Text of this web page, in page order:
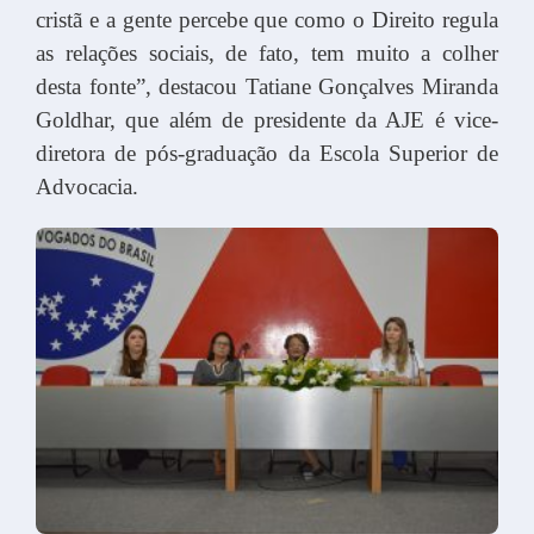
cristã e a gente percebe que como o Direito regula
as relações sociais, de fato, tem muito a colher
desta fonte”, destacou Tatiane Gonçalves Miranda
Goldhar, que além de presidente da AJE é vice-
diretora de pós-graduação da Escola Superior de
Advocacia.